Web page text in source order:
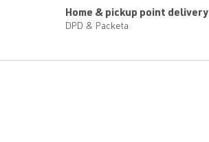
Home & pickup point delivery
DPD & Packeta